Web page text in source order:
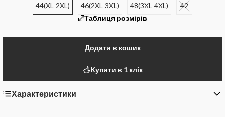
44(XL-2XL) 46(2XL-3XL) 48(3XL-4XL)
42
Таблиця розмірів
Додати в кошик
Купити в 1 клік
Характеристики